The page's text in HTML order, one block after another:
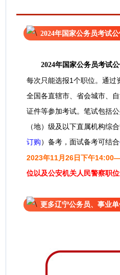
2024年国家公务员考试
2024年国家公务员考试
每次只能选报1个职位。通过
全国各直辖市、省会城市、
证件等参加考试。笔试包括
（地）级及以下直属机构综
订购）备考 ， 面试备考可结合
2023年11月26日下午
位以及公安机关人民警察职
更多辽宁公务员、事业